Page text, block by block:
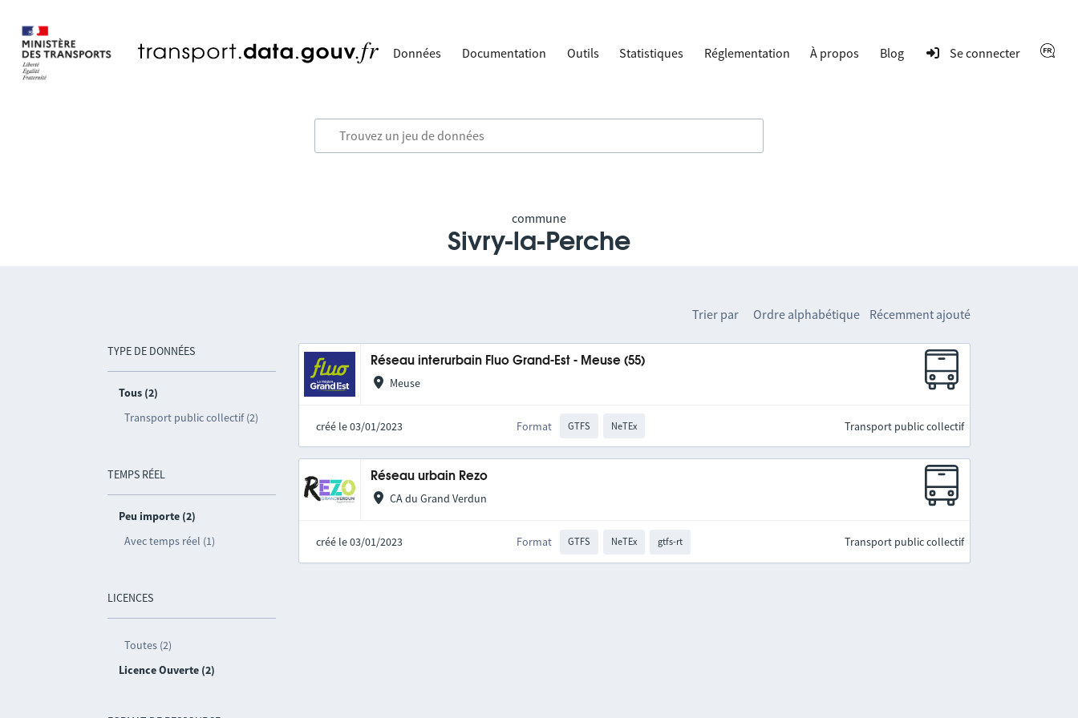
Données Documentation Outils Statistiques Réglementation À propos Blog Se connecter
commune
Sivry-la-Perche
TYPE DE DONNÉES
Tous (2)
Transport public collectif (2)
TEMPS RÉEL
Peu importe (2)
Avec temps réel (1)
LICENCES
Toutes (2)
Licence Ouverte (2)
Trier par Ordre alphabétique Récemment ajouté
Réseau interurbain Fluo Grand-Est - Meuse (55)
Meuse
créé le 03/01/2023 Format GTFS NeTEx Transport public collectif
Réseau urbain Rezo
CA du Grand Verdun
créé le 03/01/2023 Format GTFS NeTEx gtfs-rt Transport public collectif